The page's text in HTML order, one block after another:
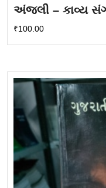
અંજલી – કાવ્ય
₹100.00